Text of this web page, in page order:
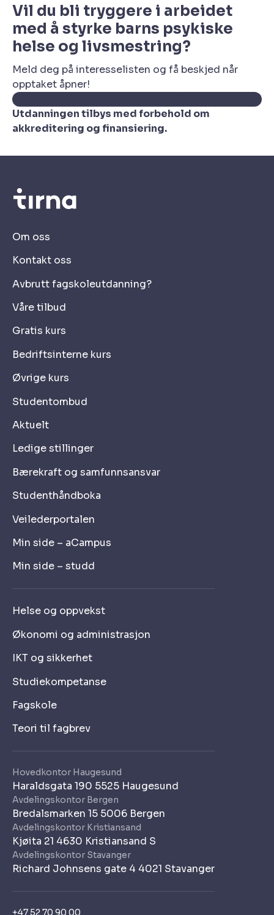
Vil du bli tryggere i arbeidet
med å styrke barns psykiske
helse og livsmestring?
Meld deg på interesselisten og få beskjed når
opptaket åpner!
Utdanningen tilbys med forbehold om
akkreditering og finansiering.
+47 52 70 90 00
Hovedkontor Haugesund
Haraldsgata 190 5525 Haugesund
Avdelingskontor Bergen
Bredalsmarken 15 5006 Bergen
Avdelingskontor Kristiansand
Kjøita 21 4630 Kristiansand S
Avdelingskontor Stavanger
Richard Johnsens gate 4 4021 Stavanger
Om oss
Kontakt oss
Avbrutt fagskoleutdanning?
Våre tilbud
Gratis kurs
Bedriftsinterne kurs
Øvrige kurs
Studentombud
Aktuelt
Ledige stillinger
Bærekraft og samfunnsansvar
Studenthåndboka
Veilederportalen
Min side – aCampus
Min side – studd
Helse og oppvekst
Økonomi og administrasjon
IKT og sikkerhet
Studiekompetanse
Fagskole
Teori til fagbrev